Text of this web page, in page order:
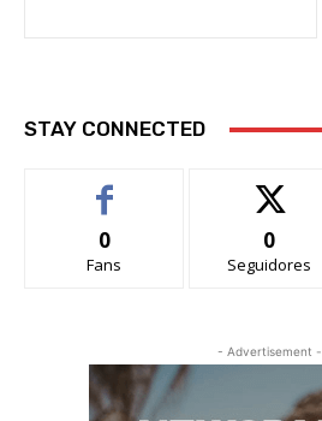
STAY CONNECTED
0
Fans
0
Seguidores
- Advertisement -